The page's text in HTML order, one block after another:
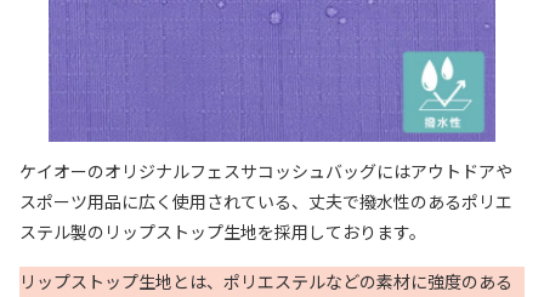
ケイオーのオリジナルフェスサコッシュバッグにはアウトドアや
スポーツ用品に広く使用されている、丈夫で撥水性のあるポリエ
ステル製のリップストップ生地を採用しております。
リップストップ生地とは、ポリエステルなどの素材に強度のある